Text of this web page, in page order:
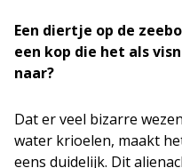
Een diertje op de
een kop die het als
naar?
Dat er veel bizarre
water krioelen, maakt
eens duidelijk. Dit